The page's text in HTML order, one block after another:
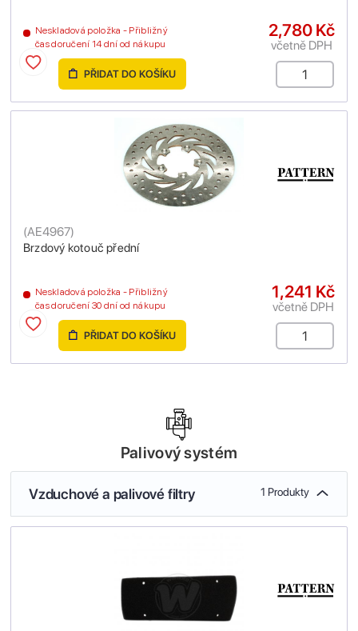
Neskladová položka - Přibližný
čas doručení 14 dní od nákupu
2,780 Kč
včetně DPH
PŘIDAT DO KOŠÍKU
Brzdový kotouč přední
(AE4967)
Neskladová položka - Přibližný
čas doručení 30 dní od nákupu
1,241 Kč
včetně DPH
PŘIDAT DO KOŠÍKU
Palivový systém
Vzduchové a palivové filtry 1 Produkty